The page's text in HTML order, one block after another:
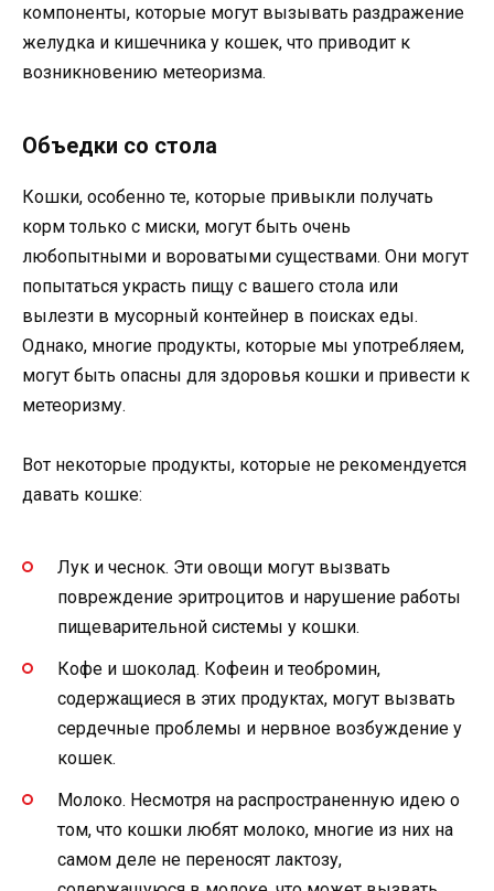
компоненты, которые могут вызывать раздражение
желудка и кишечника у кошек, что приводит к
возникновению метеоризма.
Объедки со стола
Кошки, особенно те, которые привыкли получать
корм только с миски, могут быть очень
любопытными и вороватыми существами. Они могут
попытаться украсть пищу с вашего стола или
вылезти в мусорный контейнер в поисках еды.
Однако, многие продукты, которые мы употребляем,
могут быть опасны для здоровья кошки и привести к
метеоризму.
Вот некоторые продукты, которые не рекомендуется
давать кошке:
Лук и чеснок. Эти овощи могут вызвать
повреждение эритроцитов и нарушение работы
пищеварительной системы у кошки.
Кофе и шоколад. Кофеин и теобромин,
содержащиеся в этих продуктах, могут вызвать
сердечные проблемы и нервное возбуждение у
кошек.
Молоко. Несмотря на распространенную идею о
том, что кошки любят молоко, многие из них на
самом деле не переносят лактозу,